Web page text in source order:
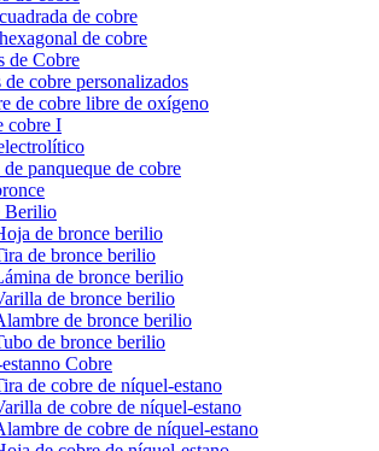
de cobre
de cobre
de Cobre
de cobre personalizados
de cobre libre de oxígeno
cobre I
panqueque de cobre
Berilio
de bronce berilio
de bronce berilio
de bronce berilio
de bronce berilio
de bronce berilio
de bronce berilio
Cobre
de cobre de níquel-estano
de cobre de níquel-estano
de cobre de níquel-estano